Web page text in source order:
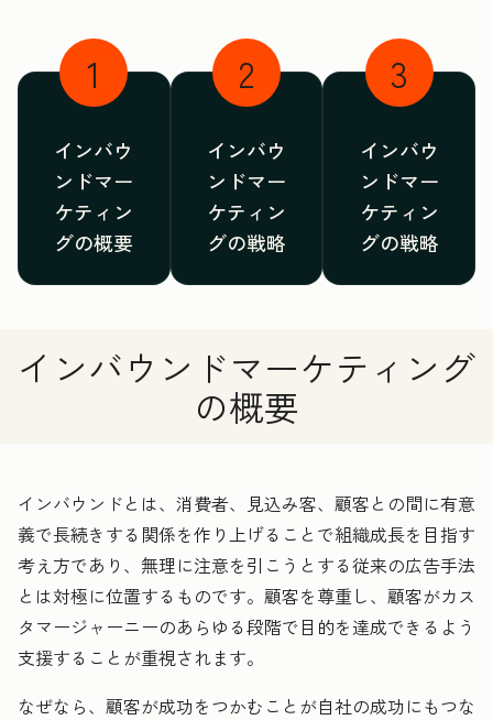
1
インバウ
ンドマー
ケティン
グの概要
2
インバウ
ンドマー
ケティン
グの戦略
3
インバウ
ンドマー
ケティン
グの戦略
インバウンドマーケティング
の概要
インバウンドとは、消費者、見込み客、顧客との間に有意
義で長続きする関係を作り上げることで組織成長を目指す
考え方であり、無理に注意を引こうとする従来の広告手法
とは対極に位置するものです。顧客を尊重し、顧客がカス
タマージャーニーのあらゆる段階で目的を達成できるよう
支援することが重視されます。
なぜなら、顧客が成功をつかむことが自社の成功にもつな